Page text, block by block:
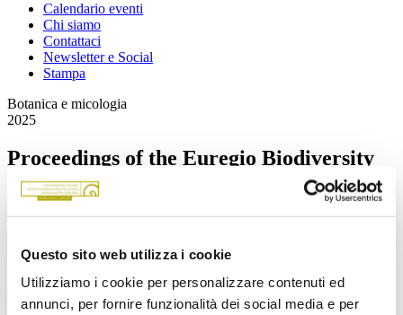
Questo sito web utilizza i cookie
Utilizziamo i cookie per personalizzare contenuti ed
annunci, per fornire funzionalità dei social media e per
Calendario eventi
Chi siamo
Contattaci
Newsletter e Social
Stampa
Botanica e micologia
2025
Proceedings of the Euregio Biodiversity
Research Conference (EUBIRECO) –
2024
Petra Mair, David Gruber & Thomas Wilhalm
Download